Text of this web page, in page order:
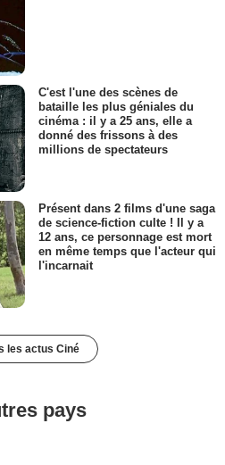
C'est l'une des scènes de
bataille les plus géniales du
cinéma : il y a 25 ans, elle a
donné des frissons à des
millions de spectateurs
Présent dans 2 films d'une saga
de science-fiction culte ! Il y a
12 ans, ce personnage est mort
en même temps que l'acteur qui
l'incarnait
les actus Ciné
pays